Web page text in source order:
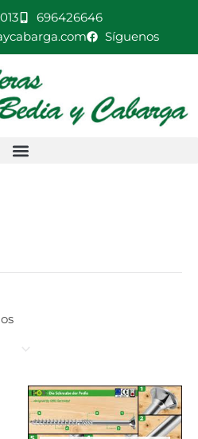
696426646
Síguenos